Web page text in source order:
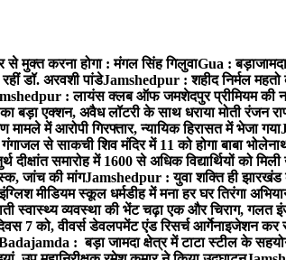
से मुक्त करना होगा : मंगल सिंह गिलुवाGua :
डॉ. अरवशी पांडेJamshedpur : शहीद निर्मल
: लायंस क्लब ऑफ जमशेदपुर प्रीमियम की नई
बड़ा एक्शन, अवैध लॉटरी के साथ धराया मोती रंजन
में आरोपी गिरफ्तार, न्यायिक हिरासत में भेजा गया
से साकची शिव मंदिर में 11 को होगा बाबा
समारोह में 1600 से अधिक विद्यार्थियों को
जांच की मांगJamshedpur : युवा शक्ति ही झारखंड
मीडियम स्कूल धर्मडीह में मना हर घर तिरंगा
स्वास्थ्य व्यवस्था की भेंट चढ़ा एक और चिराग, गलत
7 को, वीवर्स डेवलपमेंट एंड रिसर्च आर्गेनाइजेशन
: बड़ा जामदा क्षेत्र में टाटा स्टील के